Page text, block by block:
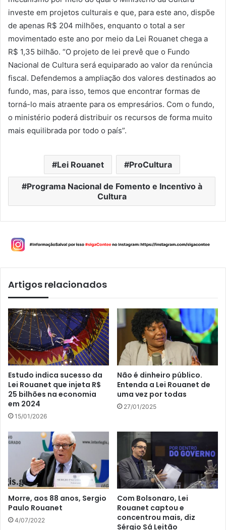
investe em projetos culturais e que, para este ano, dispõe
de apenas R$ 204 milhões, enquanto o total a ser
movimentado este ano por meio da Lei Rouanet chega a
R$ 1,35 bilhão. “O projeto de lei prevê que o Fundo
Nacional de Cultura será equiparado ao valor da renúncia
fiscal. Defendemos a ampliação dos valores destinados ao
fundo, mas, para isso, temos que encontrar formas de
torná-lo mais atraente para os empresários. Com o fundo,
o ministério poderá distribuir os recursos de forma muito
mais equilibrada por todo o país”.
Lei Rouanet ProCultura
Programa Nacional de Fomento e Incentivo à
Cultura
Artigos relacionados
Estudo indica sucesso da
Lei Rouanet que injeta R$
25 bilhões na economia
em 2024
15/01/2026
Não é dinheiro público.
Entenda a Lei Rouanet de
uma vez por todas
27/01/2025
Morre, aos 88 anos, Sergio
Paulo Rouanet
4/07/2022
Com Bolsonaro, Lei
Rouanet captou e
concentrou mais, diz
Sérgio Sá Leitão